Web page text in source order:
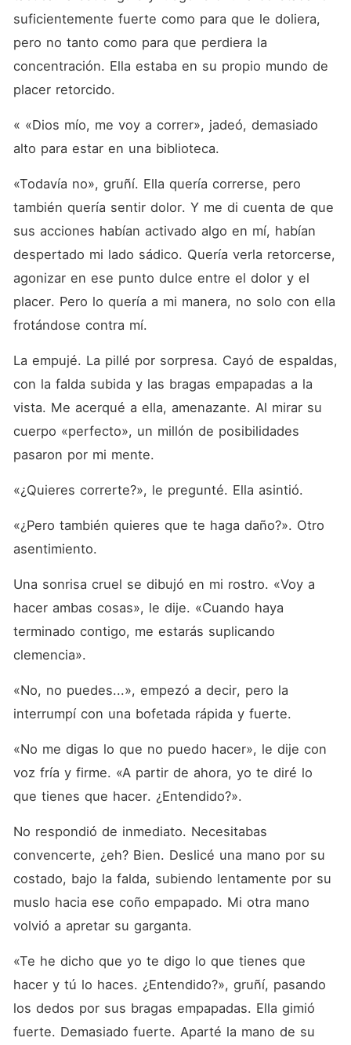
suficientemente fuerte como para que le doliera,
pero no tanto como para que perdiera la
concentración. Ella estaba en su propio mundo de
placer retorcido.
« «Dios mío, me voy a correr», jadeó, demasiado
alto para estar en una biblioteca.
«Todavía no», gruñí. Ella quería correrse, pero
también quería sentir dolor. Y me di cuenta de que
sus acciones habían activado algo en mí, habían
despertado mi lado sádico. Quería verla retorcerse,
agonizar en ese punto dulce entre el dolor y el
placer. Pero lo quería a mi manera, no solo con ella
frotándose contra mí.
La empujé. La pillé por sorpresa. Cayó de espaldas,
con la falda subida y las bragas empapadas a la
vista. Me acerqué a ella, amenazante. Al mirar su
cuerpo «perfecto», un millón de posibilidades
pasaron por mi mente.
«¿Quieres correrte?», le pregunté. Ella asintió.
«¿Pero también quieres que te haga daño?». Otro
asentimiento.
Una sonrisa cruel se dibujó en mi rostro. «Voy a
hacer ambas cosas», le dije. «Cuando haya
terminado contigo, me estarás suplicando
clemencia».
«No, no puedes...», empezó a decir, pero la
interrumpí con una bofetada rápida y fuerte.
«No me digas lo que no puedo hacer», le dije con
voz fría y firme. «A partir de ahora, yo te diré lo
que tienes que hacer. ¿Entendido?».
No respondió de inmediato. Necesitabas
convencerte, ¿eh? Bien. Deslicé una mano por su
costado, bajo la falda, subiendo lentamente por su
muslo hacia ese coño empapado. Mi otra mano
volvió a apretar su garganta.
«Te he dicho que yo te digo lo que tienes que
hacer y tú lo haces. ¿Entendido?», gruñí, pasando
los dedos por sus bragas empapadas. Ella gimió
fuerte. Demasiado fuerte. Aparté la mano de su